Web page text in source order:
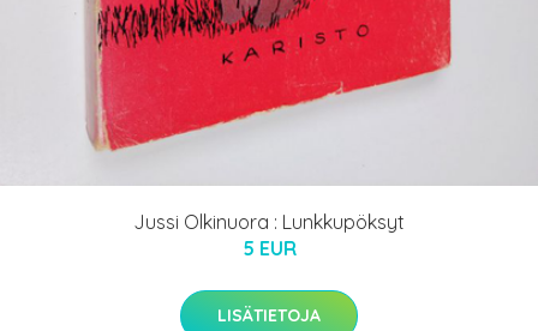
Jussi Olkinuora : Lunkkupöksyt
5 EUR
LISÄTIETOJA